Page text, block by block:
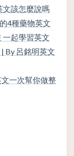
文該怎麼說嗎
4種藥物英文
一起學習英文
By 呂銘明英文
一次幫你做整